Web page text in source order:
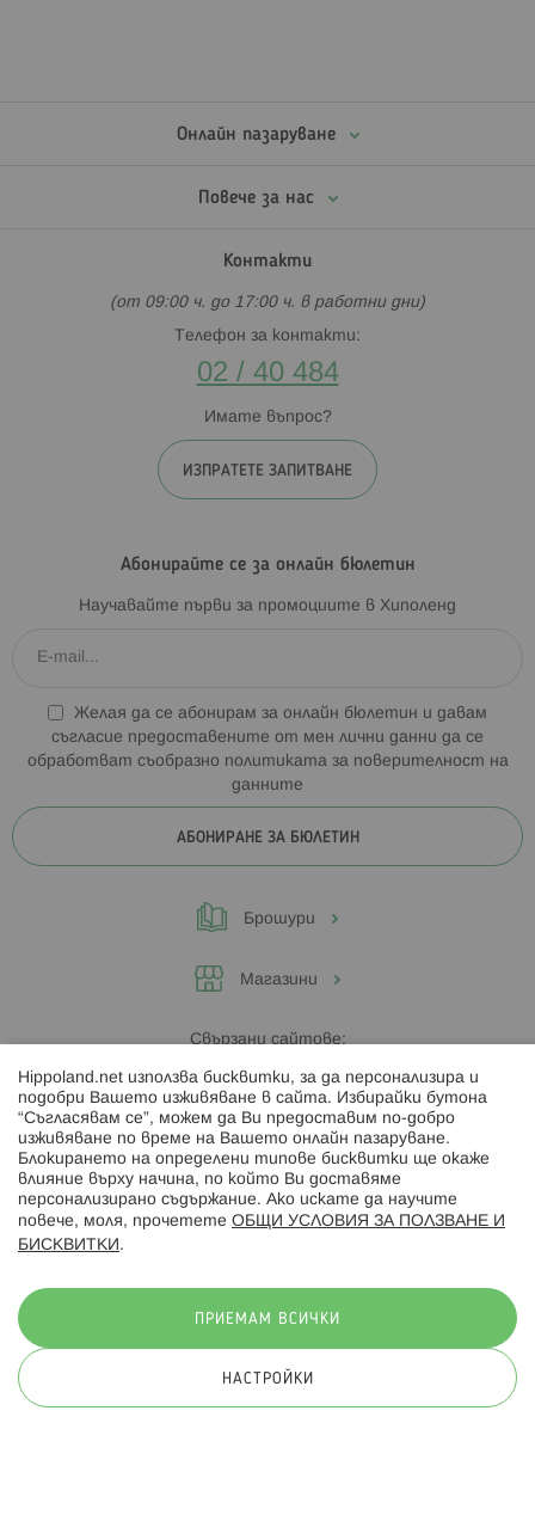
Онлайн пазаруване
Повече за нас
Контакти
(от 09:00 ч. до 17:00 ч. в работни дни)
Телефон за контакти:
02 / 40 484
Имате въпрос?
ИЗПРАТЕТЕ ЗАПИТВАНЕ
Абонирайте се за онлайн бюлетин
Научавайте първи за промоциите в Хиполенд
Желая да се абонирам за онлайн бюлетин и давам
съгласие предоставените от мен лични данни да се
обработват съобразно политиката за поверителност на
данните
АБОНИРАНЕ ЗА БЮЛЕТИН
Брошури
Магазини
Свързани сайтове:
Hippoland.ro
Последвайте ни:
© 2026 Hippoland.net. Всички права запазени
Hippoland.net използва бисквитки, за да персонализира и
подобри Вашето изживяване в сайта. Избирайки бутона
“Съгласявам се”, можем да Ви предоставим по-добро
изживяване по време на Вашето онлайн пазаруване.
Блокирането на определени типове бисквитки ще окаже
влияние върху начина, по който Ви доставяме
персонализирано съдържание. Ако искате да научите
повече, моля, прочетете ОБЩИ УСЛОВИЯ ЗА ПОЛЗВАНЕ И
БИСКВИТКИ .
ПРИЕМАМ ВСИЧКИ
НАСТРОЙКИ